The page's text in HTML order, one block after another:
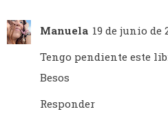
Manuela 19 de junio de
Tengo pendiente este
Besos
Responder